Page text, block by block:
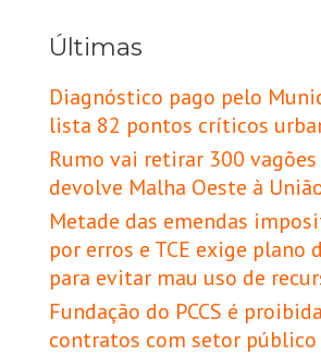
Últimas
Diagnóstico pago pelo
lista 82 pontos críticos
Rumo vai retirar 300
devolve Malha Oeste à
Metade das emendas
por erros e TCE exige plano
para evitar mau uso de
Fundação do PCCS é
contratos com setor público